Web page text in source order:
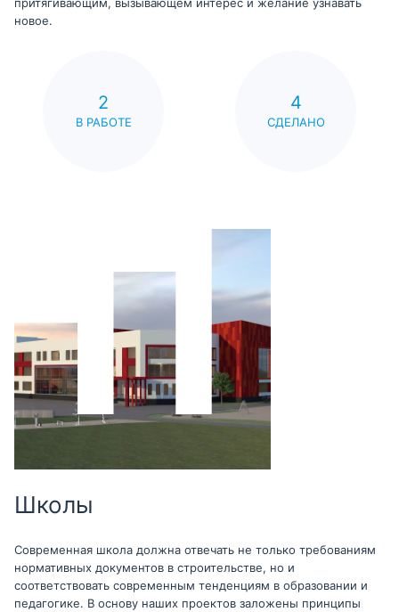
притягивающим, вызывающем интерес и желание узнавать
новое.
2
В РАБОТЕ
4
СДЕЛАНО
Школы
Современная школа должна отвечать не только требованиям
нормативных документов в строительстве, но и
соответствовать современным тенденциям в образовании и
педагогике. В основу наших проектов заложены принципы